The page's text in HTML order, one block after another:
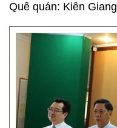
Quê quán: Kiên Giang